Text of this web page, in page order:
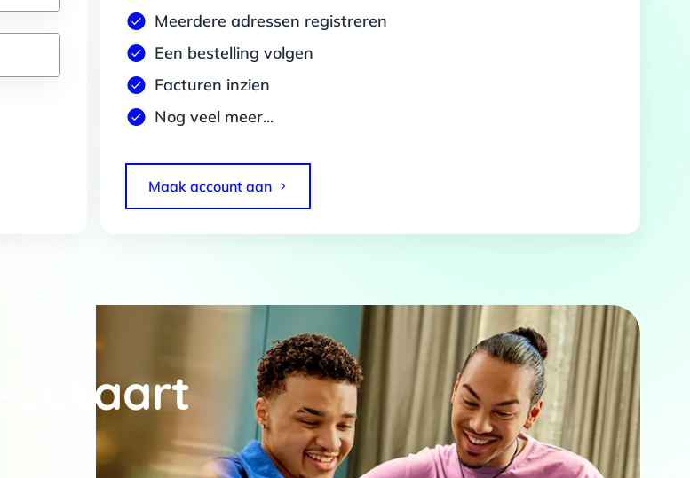
personaliseren, om functies voor social media te bieden en om ons
over jouw gebruik van onze site met onze partners voor social media,
gegevens combineren met andere informatie die je aan ze hebt verstrekt of die
hun services.
Meerdere adressen registreren
Een bestelling volgen
Facturen inzien
Nog veel meer...
Maak account aan